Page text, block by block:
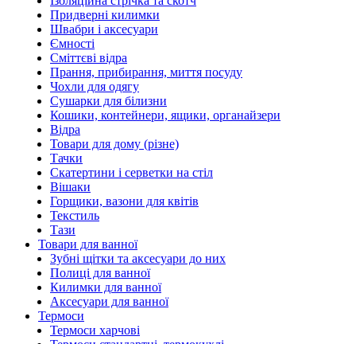
Придверні килимки
Швабри і аксесуари
Ємності
Сміттєві відра
Прання, прибирання, миття посуду
Чохли для одягу
Сушарки для білизни
Кошики, контейнери, ящики, органайзери
Відра
Товари для дому (різне)
Тачки
Скатертини і серветки на стіл
Вішаки
Горщики, вазони для квітів
Текстиль
Тази
Товари для ванної
Зубні щітки та аксесуари до них
Полиці для ванної
Килимки для ванної
Аксесуари для ванної
Термоси
Термоси харчові